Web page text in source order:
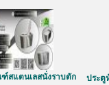
สแตนเลสนั่งราบตัก
ประตู